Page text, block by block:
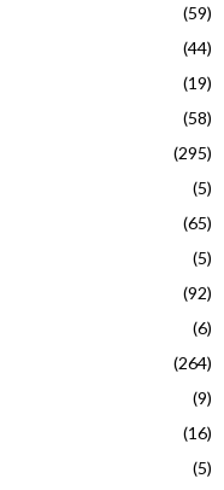
(59)
(44)
(19)
(58)
(295)
(5)
(65)
(5)
(92)
(6)
(264)
(9)
(16)
(5)